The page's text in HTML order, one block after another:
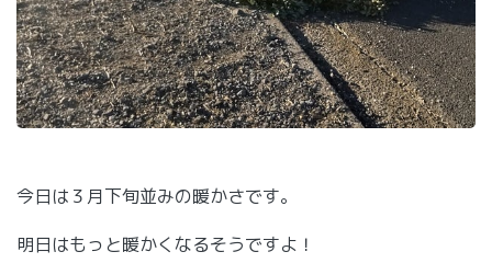
今日は３月下旬並みの暖かさです。
明日はもっと暖かくなるそうですよ！